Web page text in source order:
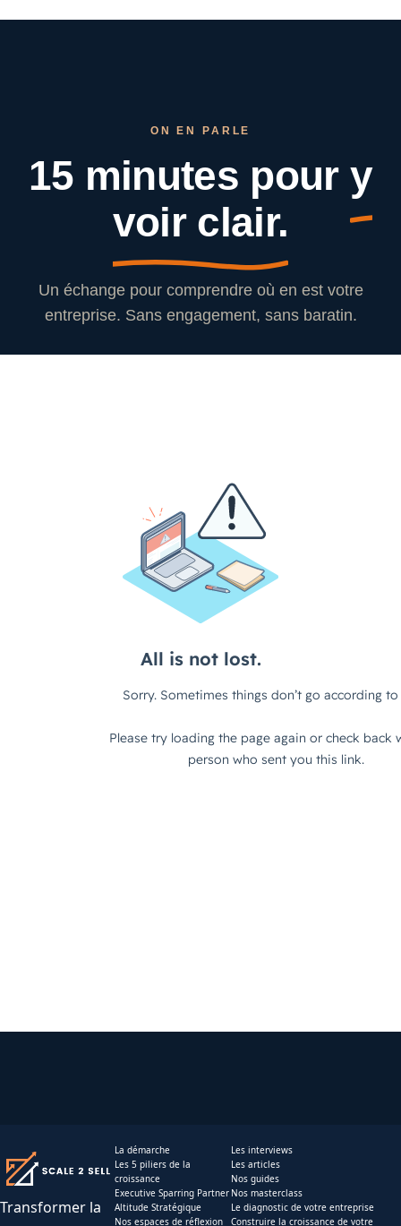
ON EN PARLE
15 minutes pour y
voir clair.
Un échange pour comprendre où en est votre
entreprise. Sans engagement, sans baratin.
Transformer la
La démarche
Les 5 piliers de la
croissance
Executive Sparring Partner
Altitude Stratégique
Nos espaces de réflexion
Les interviews
Les articles
Nos guides
Nos masterclass
Le diagnostic de votre entreprise
Construire la croissance de votre